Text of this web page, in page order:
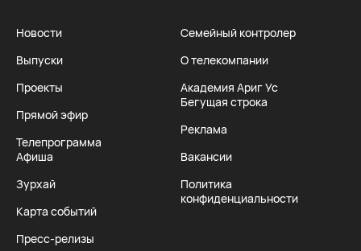
Новости
Выпуски
Проекты
Прямой эфир
Телепрограмма
Афиша
Зурхай
Карта событий
Пресс-релизы
Семейный контролер
О телекомпании
Академия Ариг Ус
Бегущая строка
Реклама
Вакансии
Политика
конфиденциальности